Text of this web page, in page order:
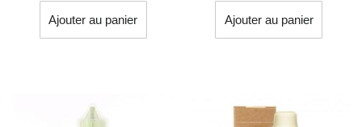
Ajouter au panier
initial
était : est :
Ajouter au panier